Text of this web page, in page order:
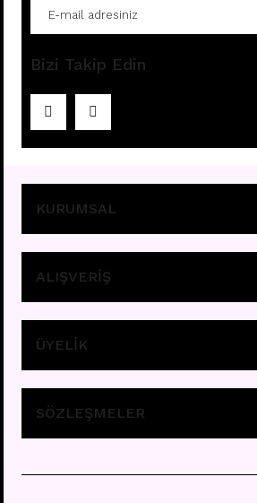
Fiyatları görebilmek içinüye girişi
Bizi Takip Edin
KURUMSAL
ALIŞVERİŞ
ÜYELİK
SÖZLEŞMELER